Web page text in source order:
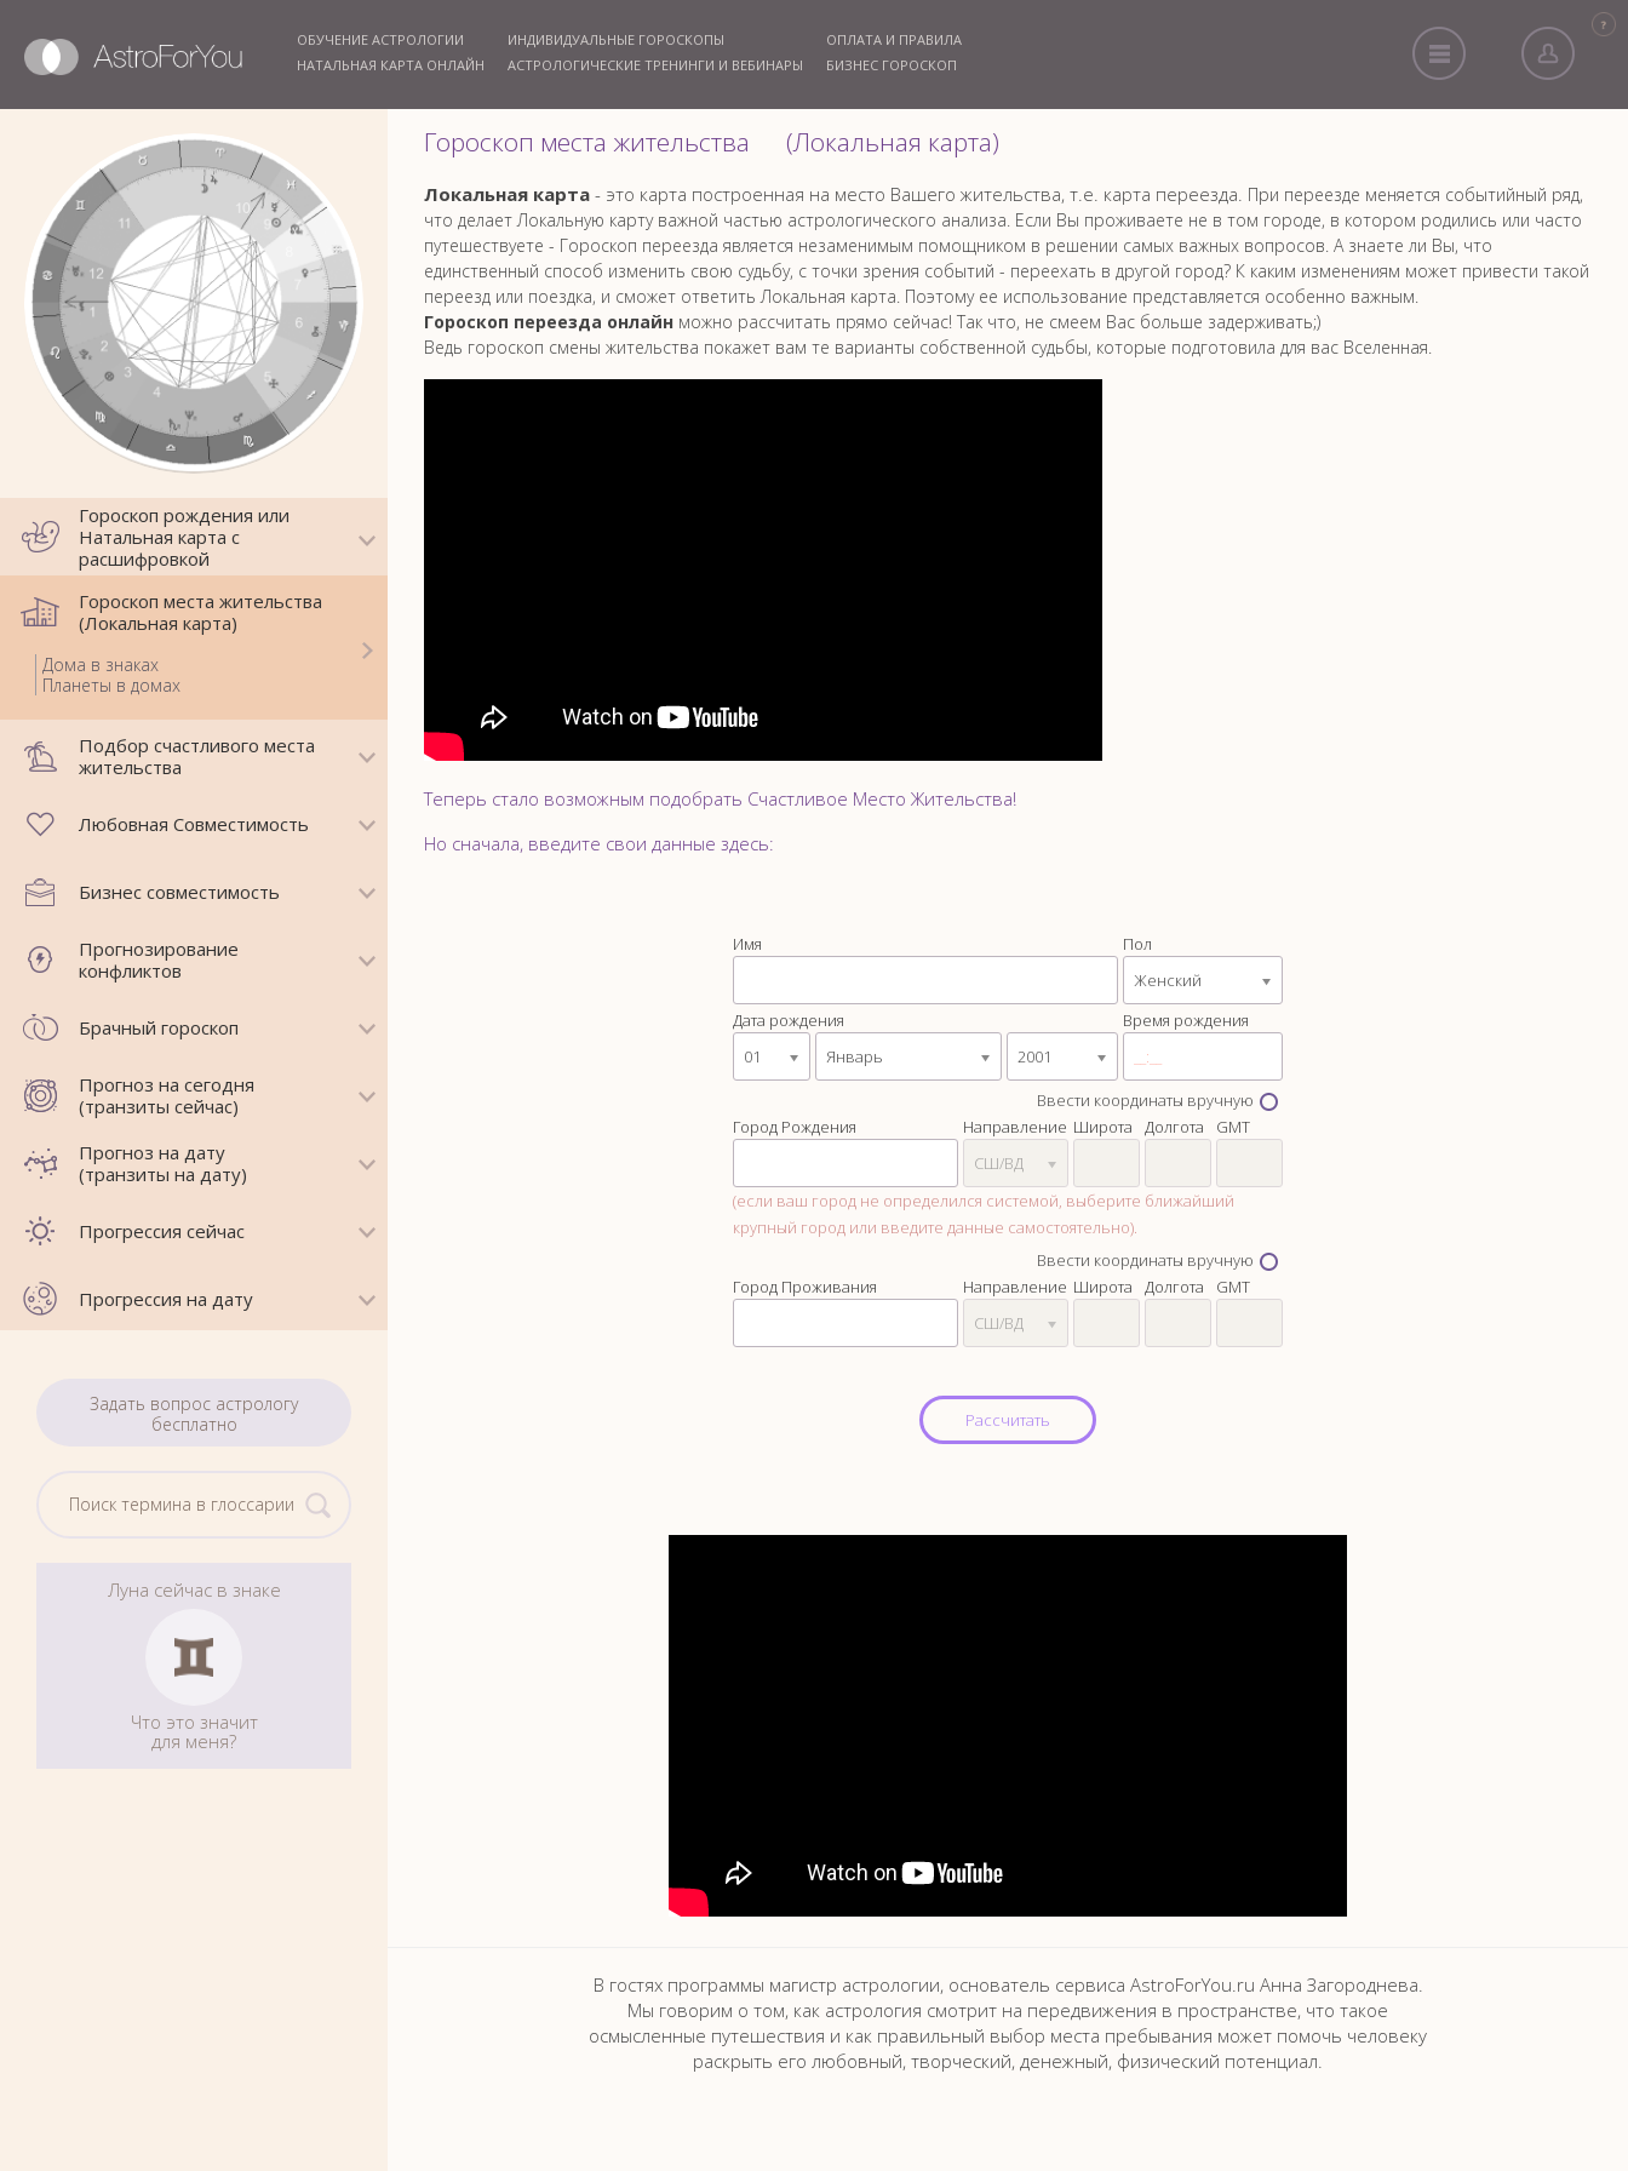
ОБУЧЕНИЕ АСТРОЛОГИИ
НАТАЛЬНАЯ КАРТА ОНЛАЙН
ИНДИВИДУАЛЬНЫЕ ГОРОСКОПЫ
АСТРОЛОГИЧЕСКИЕ ТРЕНИНГИ И ВЕБИНАРЫ
ОПЛАТА И ПРАВИЛА
БИЗНЕС ГОРОСКОП
Гороскоп рождения или
Натальная карта с
расшифровкой
Гороскоп места жительства
(Локальная карта)
Дома в знаках
Планеты в домах
Подбор счастливого места
жительства
Любовная Совместимость
Бизнес совместимость
Прогнозирование
конфликтов
Брачный гороскоп
Прогноз на сегодня
(транзиты сейчас)
Прогноз на дату
(транзиты на дату)
Прогрессия сейчас
Прогрессия на дату
Задать вопрос астрологу
бесплатно
Луна сейчас в знаке
Что это значит
для меня?
Гороскоп места жительства (Локальная карта)
Локальная карта - это карта построенная на место Вашего жительства, т.е. карта переезда. При переезде меняется событийный ряд,
что делает Локальную карту важной частью астрологического анализа. Если Вы проживаете не в том городе, в котором родились или часто
путешествуете - Гороскоп переезда является незаменимым помощником в решении самых важных вопросов. А знаете ли Вы, что
единственный способ изменить свою судьбу, с точки зрения событий - переехать в другой город? К каким изменениям может привести такой
переезд или поездка, и сможет ответить Локальная карта. Поэтому ее использование представляется особенно важным.
Гороскоп переезда онлайн можно рассчитать прямо сейчас! Так что, не смеем Вас больше задерживать;)
Ведь гороскоп смены жительства покажет вам те варианты собственной судьбы, которые подготовила для вас Вселенная.
Теперь стало возможным подобрать Счастливое Место Жительства!
Но сначала, введите свои данные здесь:
Имя
Пол
Женский
Дата рождения
01
Январь 2001
Время рождения
Ввести координаты вручную
Город Рождения
Направление
СШ/ВД
Широта Долгота GMT
(если ваш город не определился системой, выберите ближайший
крупный город или введите данные самостоятельно).
Ввести координаты вручную
Город Проживания
Направление
СШ/ВД
Широта Долгота GMT
В гостях программы магистр астрологии, основатель сервиса AstroForYou.ru Анна Загороднева.
Мы говорим о том, как астрология смотрит на передвижения в пространстве, что такое
осмысленные путешествия и как правильный выбор места пребывания может помочь человеку
раскрыть его любовный, творческий, денежный, физический потенциал.